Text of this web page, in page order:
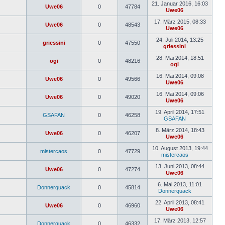
Beitrag
Uwe06 0 47784
21. Januar 2016, 16:03
Uwe06
Neuester
Beitrag
Uwe06 0 48543
17. März 2015, 08:33
Uwe06
Neuester
Beitrag
griessini 0 47550
24. Juli 2014, 13:25
griessini
Neuester
Beitrag
ogi 0 48216
28. Mai 2014, 18:51
ogi
Neuester
Beitrag
Uwe06 0 49566
16. Mai 2014, 09:08
Uwe06
Neuester
Beitrag
Uwe06 0 49020
16. Mai 2014, 09:06
Uwe06
Neuester
Beitrag
GSAFAN 0 46258
19. April 2014, 17:51
GSAFAN
Neuester
Beitrag
Uwe06 0 46207
8. März 2014, 18:43
Uwe06
Neuester
Beitrag
mistercaos 0 47729
10. August 2013, 19:44
mistercaos
Neuester
Beitrag
Uwe06 0 47274
13. Juni 2013, 08:44
Uwe06
Neuester
Beitrag
Donnerquack 0 45814
6. Mai 2013, 11:01
Donnerquack
Neuester
Beitrag
Uwe06 0 46960
22. April 2013, 08:41
Uwe06
Neuester
Beitrag
Donnerquack 0 46332
17. März 2013, 12:57